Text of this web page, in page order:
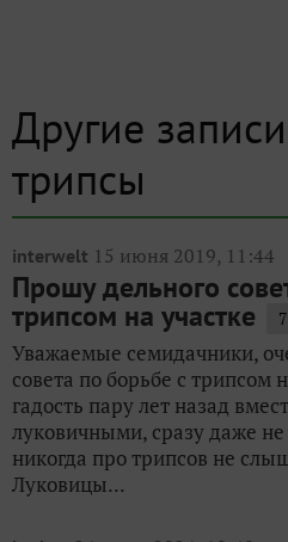
Другие
трипсы
interwelt 15 июня 2019, 11:44
Прошу дельного
трипсом на участке 7
Уважаемые семидачники,
совета по борьбе с трипсом
гадость пару лет назад
луковичными, сразу даже
никогда про трипсов не
Луковицы...